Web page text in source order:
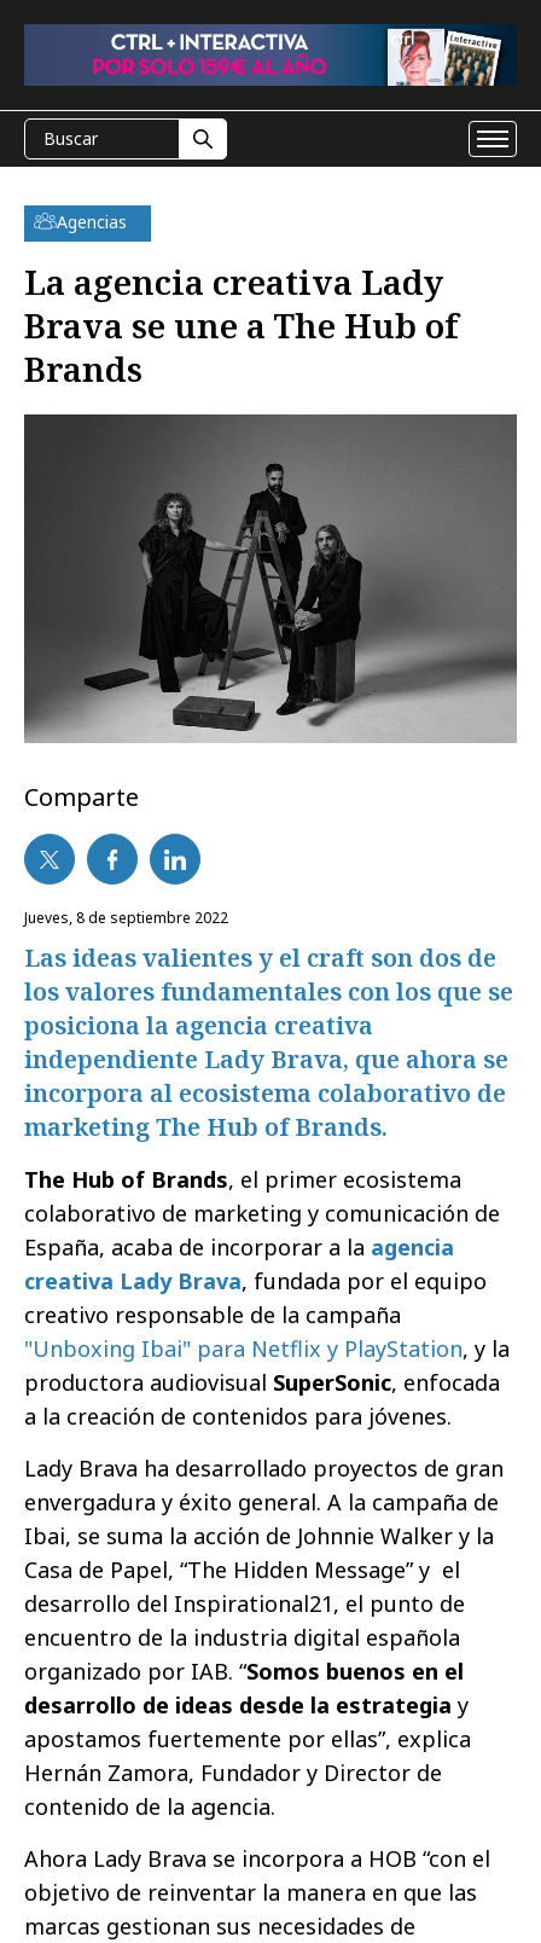
Agencias
La agencia creativa Lady
Brava se une a The Hub of
Brands
Comparte
jueves, 8 de septiembre 2022
Las ideas valientes y el craft son dos de
los valores fundamentales con los que se
posiciona la agencia creativa
independiente Lady Brava, que ahora se
incorpora al ecosistema colaborativo de
marketing The Hub of Brands.
The Hub of Brands, el primer ecosistema
colaborativo de marketing y comunicación de
España, acaba de incorporar a la agencia
creativa Lady Brava, fundada por el equipo
creativo responsable de la campaña
"Unboxing Ibai" para Netflix y PlayStation, y la
productora audiovisual SuperSonic, enfocada
a la creación de contenidos para jóvenes.
Lady Brava ha desarrollado proyectos de gran
envergadura y éxito general. A la campaña de
Ibai, se suma la acción de Johnnie Walker y la
Casa de Papel, “The Hidden Message” y el
desarrollo del Inspirational21, el punto de
encuentro de la industria digital española
organizado por IAB. “Somos buenos en el
desarrollo de ideas desde la estrategia y
apostamos fuertemente por ellas”, explica
Hernán Zamora, Fundador y Director de
contenido de la agencia.
Ahora Lady Brava se incorpora a HOB “con el
objetivo de reinventar la manera en que las
marcas gestionan sus necesidades de